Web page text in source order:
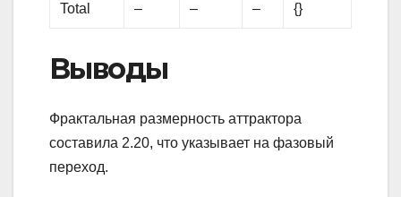
Total – – – {}
Выводы
Фрактальная размерность аттрактора
составила 2.20, что указывает на фазовый
переход.